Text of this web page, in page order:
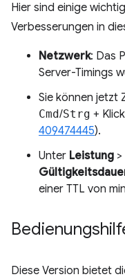
Hier sind einige
Verbesserungen in
Netzwerk: Das
Server-Timings
Sie können jetzt
Cmd/Strg +
409474445).
Unter Leistung >
einer TTL von
Diese Version bietet